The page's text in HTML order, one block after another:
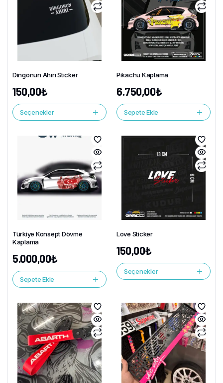
Dingonun Ahırı Sticker
150,00₺
Seçenekler
Pikachu Kaplama
6.750,00₺
Sepete Ekle
Türkiye Konsept Dövme
Kaplama
5.000,00₺
Sepete Ekle
Love Sticker
150,00₺
Seçenekler